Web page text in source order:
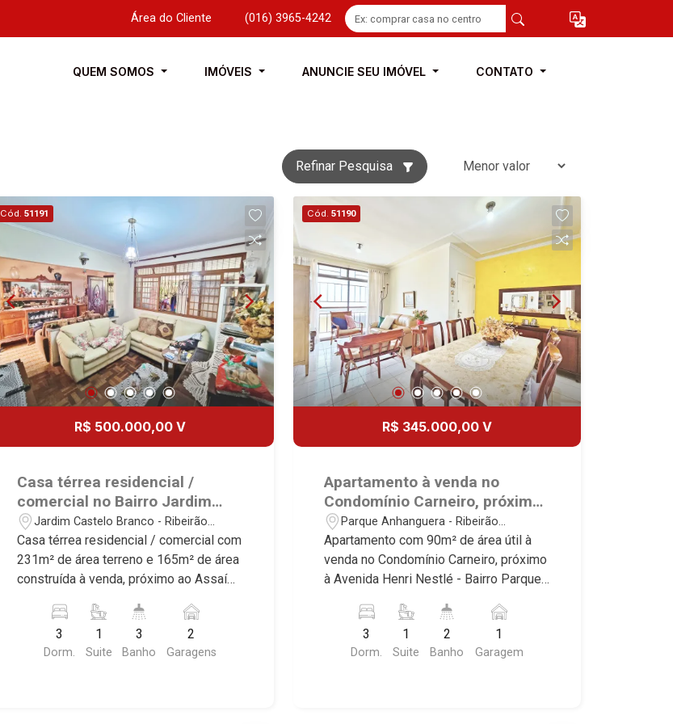
Área do Cliente (016) 3965-4242
QUEM SOMOS IMÓVEIS ANUNCIE SEU IMÓVEL CONTATO
Refinar Pesquisa
Cód. 51191
R$ 500.000,00 V
Casa térrea residencial /
comercial no Bairro Jardim
Castelo Branco, próximo ao
Assaí Atacadista - Ribeirão
Preto/SP.
Jardim Castelo Branco - Ribeirão
Preto/SP
Casa térrea residencial / comercial com
231m² de área terreno e 165m² de área
construída à venda, próximo ao Assaí
Castelo Branco, Ribeirão Preto/SP.
Conheça as características deste
imóvel que a Martinelli Imobiliária
3
Dorm.
1
Suite
3
Banho
2
Garagens
Cód. 51190
R$ 345.000,00 V
Apartamento à venda no
Condomínio Carneiro, próximo
à Avenida Henri Nestlé -
Ribeirão Preto/SP.
Parque Anhanguera - Ribeirão
Preto/SP
Apartamento com 90m² de área útil à
venda no Condomínio Carneiro, próximo
à Avenida Henri Nestlé - Bairro Parque
Conheça as características deste
imóvel que a Martinelli Imobiliária
selecionou para você: - 90m² de área
3
Dorm.
1
Suite
2
Banho
1
Garagem